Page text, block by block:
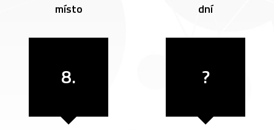
místo dní
8. ?